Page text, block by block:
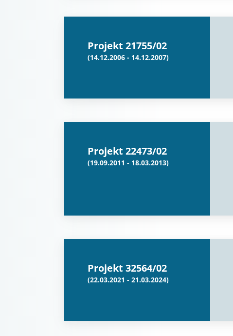
Projekt 21755/02
(14.12.2006 - 14.12.2007)
Projekt 22473/02
(19.09.2011 - 18.03.2013)
Projekt 32564/02
(22.03.2021 - 21.03.2024)